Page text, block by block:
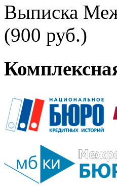
Выписка
(900 руб.)